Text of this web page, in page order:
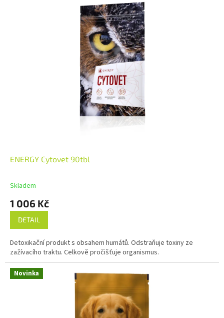
ENERGY Cytovet 90tbl
Skladem
1 006 Kč
DETAIL
Detoxikační produkt s obsahem humátů. Odstraňuje toxiny ze
zažívacího traktu. Celkově pročišťuje organismus.
Novinka